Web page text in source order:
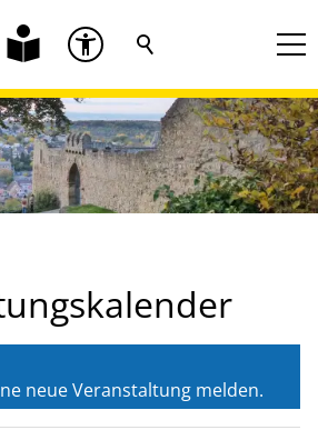
neue Veranstaltung melden.